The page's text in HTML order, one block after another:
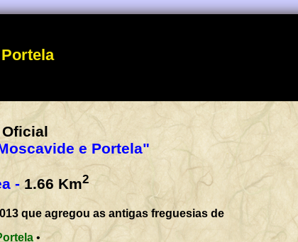
e Portela"
- 1.66 Km2
que agregou as antigas freguesias de
•